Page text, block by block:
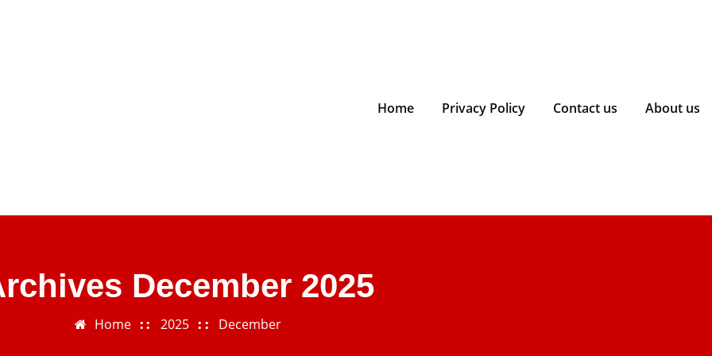
Home Privacy Policy Contact us About us
December 2025
Home 2025 December